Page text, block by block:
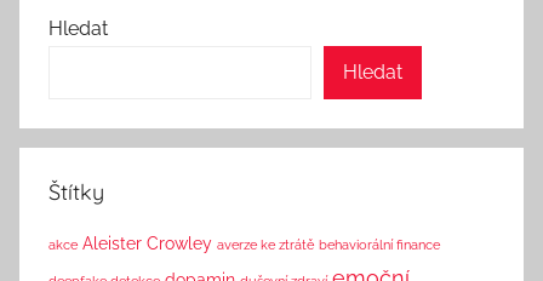
Hledat
Hledat
Štítky
akce Aleister Crowley averze ke ztrátě behaviorální finance